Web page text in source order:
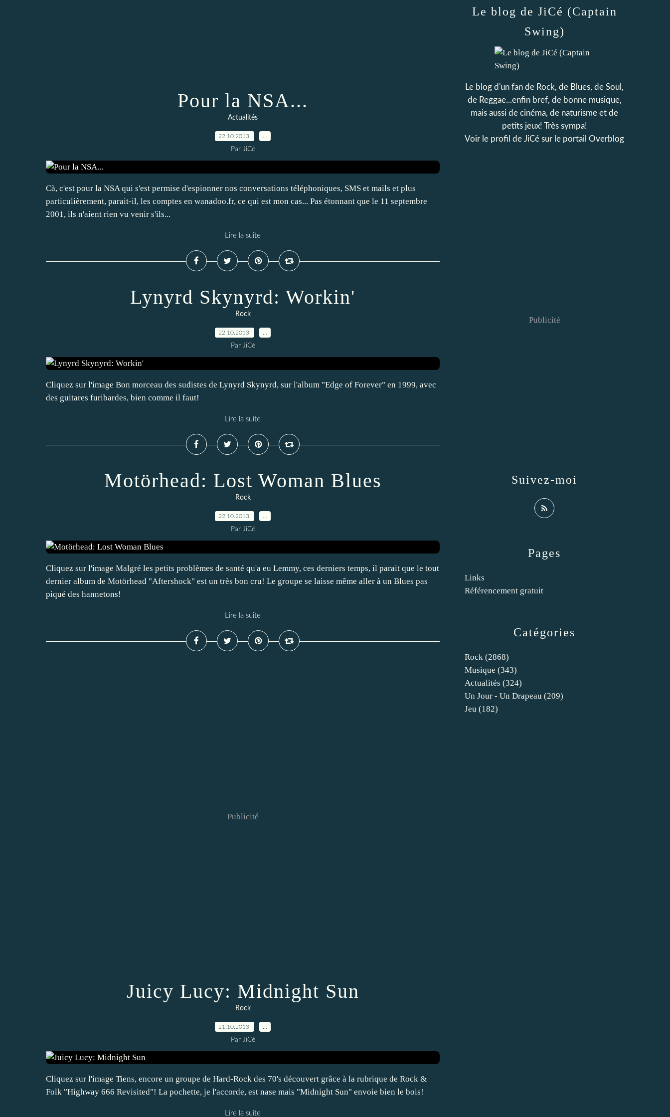
Pour la NSA...
Actualités
22.10.2013
Par JiCé
Cà, c'est pour la NSA qui s'est permise d'espionner nos conversations téléphoniques, SMS et mails et plus
particulièrement, parait-il, les comptes en wanadoo.fr, ce qui est mon cas... Pas étonnant que le 11 septembre
2001, ils n'aient rien vu venir s'ils...
Lire la suite
Lynyrd Skynyrd: Workin'
Rock
22.10.2013
Par JiCé
Cliquez sur l'image Bon morceau des sudistes de Lynyrd Skynyrd, sur l'album "Edge of Forever" en 1999, avec
des guitares furibardes, bien comme il faut!
Lire la suite
Motörhead: Lost Woman Blues
Rock
22.10.2013
Par JiCé
Cliquez sur l'image Malgré les petits problèmes de santé qu'a eu Lemmy, ces derniers temps, il parait que le tout
dernier album de Motörhead "Aftershock" est un très bon cru! Le groupe se laisse même aller à un Blues pas
piqué des hannetons!
Lire la suite
Publicité
Juicy Lucy: Midnight Sun
Rock
21.10.2013
Par JiCé
Cliquez sur l'image Tiens, encore un groupe de Hard-Rock des 70's découvert grâce à la rubrique de Rock &
Folk "Highway 666 Revisited"! La pochette, je l'accorde, est nase mais "Midnight Sun" envoie bien le bois!
Lire la suite
Catégories
Rock (2868)
Musique (343)
Actualités (324)
Un Jour - Un Drapeau (209)
Jeu (182)
Pages
Links
Référencement gratuit
Le blog de JiCé (Captain
Swing)
Le blog d'un fan de Rock, de Blues, de Soul,
de Reggae...enfin bref, de bonne musique,
mais aussi de cinéma, de naturisme et de
petits jeux! Très sympa!
Voir le profil de JiCé sur le portail Overblog
Suivez-moi
Publicité